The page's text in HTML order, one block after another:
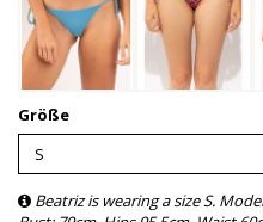
Größe
Beatriz is wearing a size S.